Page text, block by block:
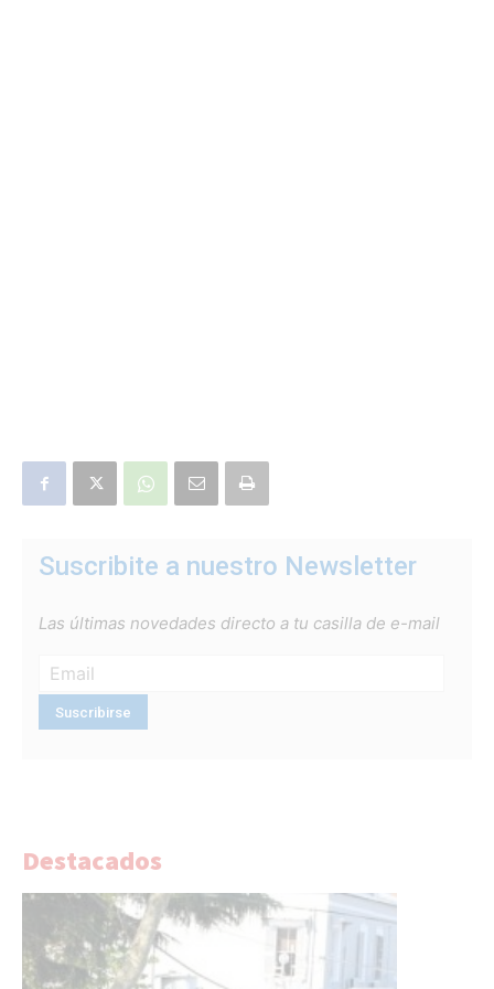
Suscribite a nuestro Newsletter
Las últimas novedades directo a tu casilla de e-mail
Destacados